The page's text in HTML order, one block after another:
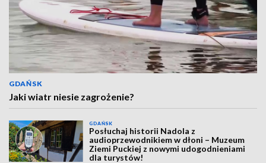
GDAŃSK
Jaki wiatr niesie zagrożenie?
GDAŃSK
Posłuchaj historii Nadola z
audioprzewodnikiem w dłoni – Muzeum
Ziemi Puckiej z nowymi udogodnieniami
dla turystów!